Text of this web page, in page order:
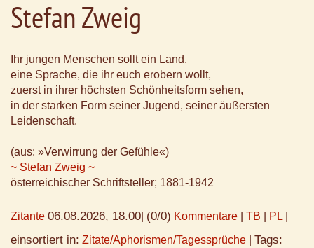
Stefan Zweig
Ihr jungen Menschen sollt ein Land,
eine Sprache, die ihr euch erobern wollt,
zuerst in ihrer höchsten Schönheitsform sehen,
in der starken Form seiner Jugend, seiner äußersten
Leidenschaft.
(aus: »Verwirrung der Gefühle«)
~ Stefan Zweig ~
österreichischer Schriftsteller; 1881-1942
Zitante 06.08.2026, 18.00 (0/0) Kommentare TB PL
einsortiert in: Zitate/Aphorismen/Tagessprüche Tags: